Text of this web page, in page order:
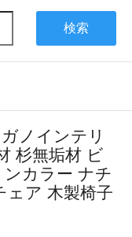
検索
ノインテリ
杉無垢材 ビ
カラー ナチ
ェア 木製椅子